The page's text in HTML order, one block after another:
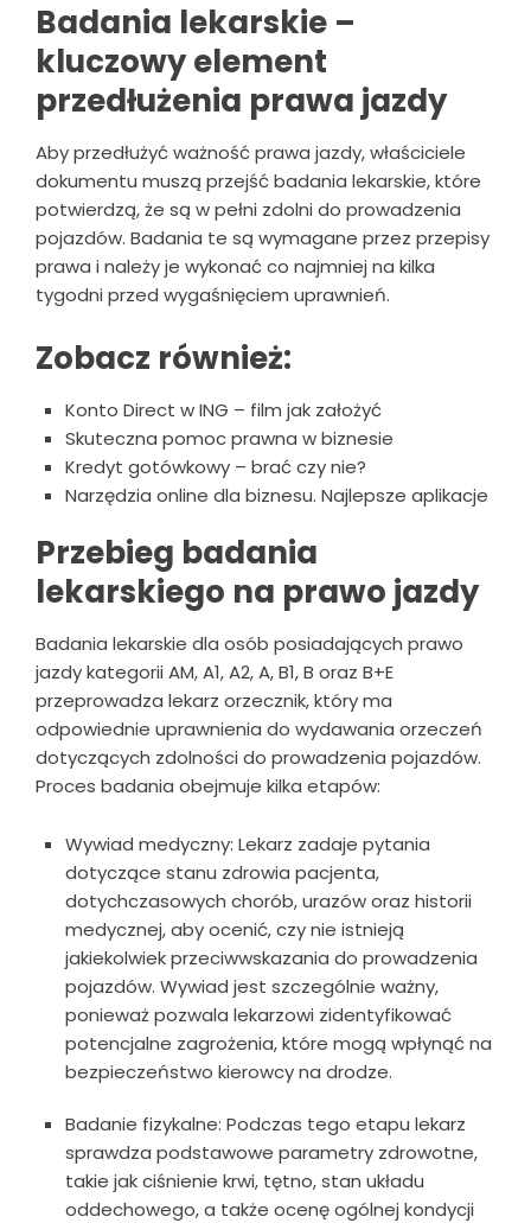
Badania lekarskie –
kluczowy element
przedłużenia prawa jazdy
Aby przedłużyć ważność prawa jazdy, właściciele
dokumentu muszą przejść badania lekarskie, które
potwierdzą, że są w pełni zdolni do prowadzenia
pojazdów. Badania te są wymagane przez przepisy
prawa i należy je wykonać co najmniej na kilka
tygodni przed wygaśnięciem uprawnień.
Zobacz również:
Konto Direct w ING – film jak założyć
Skuteczna pomoc prawna w biznesie
Kredyt gotówkowy – brać czy nie?
Narzędzia online dla biznesu. Najlepsze aplikacje
Przebieg badania
lekarskiego na prawo jazdy
Badania lekarskie dla osób posiadających prawo
jazdy kategorii AM, A1, A2, A, B1, B oraz B+E
przeprowadza lekarz orzecznik, który ma
odpowiednie uprawnienia do wydawania orzeczeń
dotyczących zdolności do prowadzenia pojazdów.
Proces badania obejmuje kilka etapów:
Wywiad medyczny: Lekarz zadaje pytania
dotyczące stanu zdrowia pacjenta,
dotychczasowych chorób, urazów oraz historii
medycznej, aby ocenić, czy nie istnieją
jakiekolwiek przeciwwskazania do prowadzenia
pojazdów. Wywiad jest szczególnie ważny,
ponieważ pozwala lekarzowi zidentyfikować
potencjalne zagrożenia, które mogą wpłynąć na
bezpieczeństwo kierowcy na drodze.
Badanie fizykalne: Podczas tego etapu lekarz
sprawdza podstawowe parametry zdrowotne,
takie jak ciśnienie krwi, tętno, stan układu
oddechowego, a także ocenę ogólnej kondycji